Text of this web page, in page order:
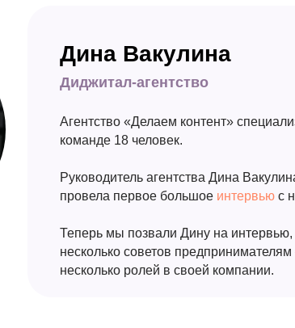
Дина Вакулина
Диджитал-агентство
Агентство «Делаем контент»
команде 18 человек.
Руководитель агентства Дина
провела первое большое интервью с
Теперь мы позвали Дину на
несколько советов
несколько ролей в своей компании.